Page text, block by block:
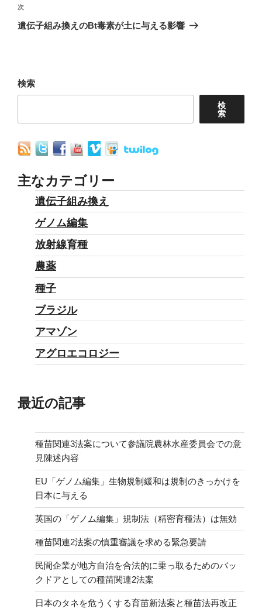
ビ
ゲ
ョ
稿
次
の
次
遺伝子組み換えのBt毒素が土に与える影響
検索
検
索
主なカテゴリー
遺伝子組み換え
ゲノム編集
放射線育種
農薬
種子
ブラジル
アマゾン
アグロエコロジー
最近の記事
種苗関連3法案について参議院農林水産委員会での意
見陳述内容
EU「ゲノム編集」生物規制緩和は規制のきっかけを
日本に与える
英国の「ゲノム編集」規制法（精密育種法）は無効
種苗関連2法案の慎重審議を求める緊急要請
民間企業が地方自治を合法的に乗っ取るためのバッ
クドアとしての種苗関連2法案
日本のタネを危うくする育苗新法案と種苗法再改正